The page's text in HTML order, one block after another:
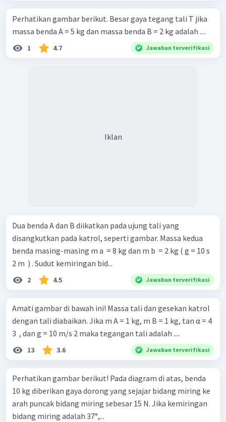
Perhatikan gambar berikut. Besar gaya tegang tali T jika
massa benda A = 5 kg dan massa benda B = 2 kg adalah ....
1 4.7 Jawaban terverifikasi
Iklan
Dua benda A dan B diikatkan pada ujung tali yang
disangkutkan pada katrol, seperti gambar. Massa kedua
benda masing-masing m a ​ = 8 kg dan m b ​ = 2 kg ( g = 10 s
2 m ​ ) . Sudut kemiringan bid...
2 4.5 Jawaban terverifikasi
Amati gambar di bawah ini! Massa tali dan gesekan katrol
dengan tali diabaikan. Jika m A = 1 kg, m B = 1 kg, tan α = 4
3 ​ , dan g = 10 m/s 2 maka tegangan tali adalah ....
13 3.6 Jawaban terverifikasi
Perhatikan gambar berikut! Pada diagram di atas, benda
10 kg diberikan gaya dorong yang sejajar bidang miring ke
arah puncak bidang miring sebesar 15 N. Jika kemiringan
bidang miring adalah 37°,...